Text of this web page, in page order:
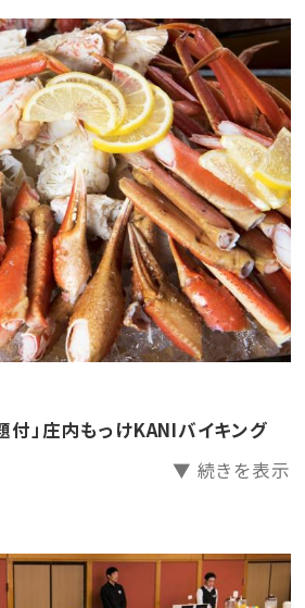
付」庄内もっけKANIバイキング
ルメ食べ放題メニュー～
ぶしゃぶ ・庄内三元豚のしゃぶ
たて天ぷら ・特製カレー
の季節サラダ ・庄内米
ーキ
キッズコーナー（ミニハンバーガ
ンなど）
より一部変更になる場合がござ
30会場終了となります。
ング～
付」庄内もっけKANIバイキング
▼ 続きを表示